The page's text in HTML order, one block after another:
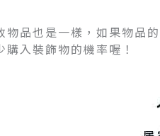
品也是一樣，如果物品
入裝飾物的機率喔！